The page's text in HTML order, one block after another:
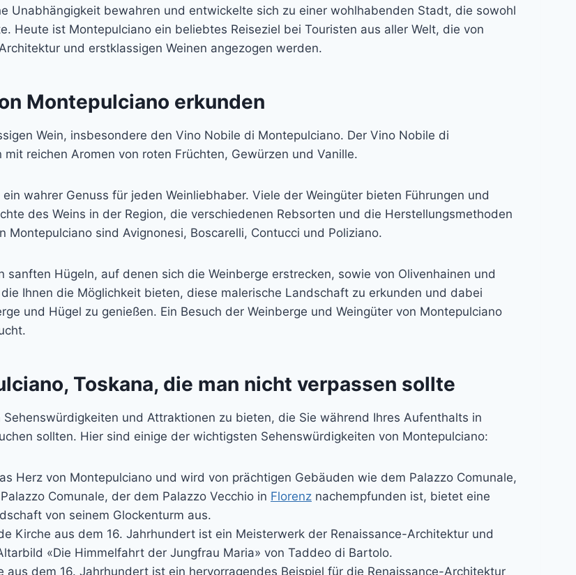
Unabhängigkeit bewahren und entwickelte sich zu einer wohlhabenden Stadt, die sowohl
Heute ist Montepulciano ein beliebtes Reiseziel bei Touristen aus aller Welt, die von
und erstklassigen Weinen angezogen werden.
Montepulciano erkunden
Wein, insbesondere den Vino Nobile di Montepulciano. Der Vino Nobile di
reichen Aromen von roten Früchten, Gewürzen und Vanille.
wahrer Genuss für jeden Weinliebhaber. Viele der Weingüter bieten Führungen und
des Weins in der Region, die verschiedenen Rebsorten und die Herstellungsmethoden
sind Avignonesi, Boscarelli, Contucci und Poliziano.
Hügeln, auf denen sich die Weinberge erstrecken, sowie von Olivenhainen und
Ihnen die Möglichkeit bieten, diese malerische Landschaft zu erkunden und dabei
und Hügel zu genießen. Ein Besuch der Weinberge und Weingüter von Montepulciano
Toskana, die man nicht verpassen sollte
und Attraktionen zu bieten, die Sie während Ihres Aufenthalts in
sollten. Hier sind einige der wichtigsten Sehenswürdigkeiten von Montepulciano:
Herz von Montepulciano und wird von prächtigen Gebäuden wie dem Palazzo Comunale,
Comunale, der dem Palazzo Vecchio in Florenz nachempfunden ist, bietet eine
von seinem Glockenturm aus.
Kirche aus dem 16. Jahrhundert ist ein Meisterwerk der Renaissance-Architektur und
«Die Himmelfahrt der Jungfrau Maria» von Taddeo di Bartolo.
aus dem 16. Jahrhundert ist ein hervorragendes Beispiel für die Renaissance-Architektur